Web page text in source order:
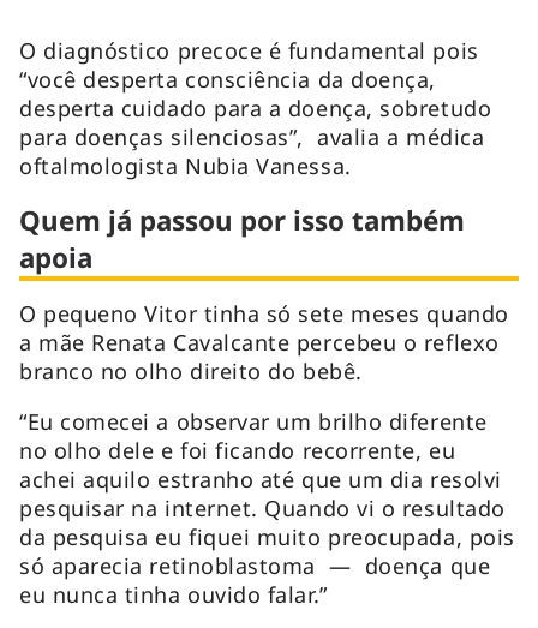
O diagnóstico precoce é fundamental pois
“você desperta consciência da doença,
desperta cuidado para a doença, sobretudo
para doenças silenciosas”, avalia a médica
oftalmologista Nubia Vanessa.
Quem já passou por isso também
apoia
O pequeno Vitor tinha só sete meses quando
a mãe Renata Cavalcante percebeu o reflexo
branco no olho direito do bebê.
“Eu comecei a observar um brilho diferente
no olho dele e foi ficando recorrente, eu
achei aquilo estranho até que um dia resolvi
pesquisar na internet. Quando vi o resultado
da pesquisa eu fiquei muito preocupada, pois
só aparecia retinoblastoma — doença que
eu nunca tinha ouvido falar.”